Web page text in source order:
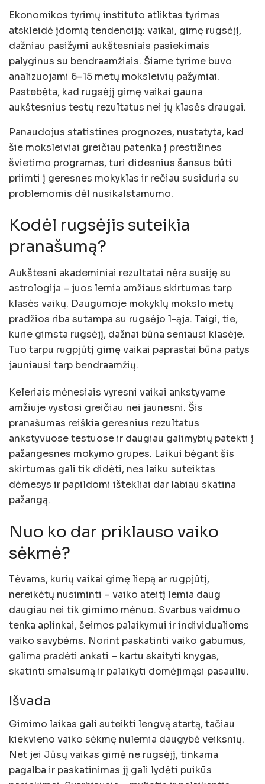
Ekonomikos tyrimų instituto atliktas tyrimas
atskleidė įdomią tendenciją: vaikai, gimę rugsėjį,
dažniau pasižymi aukštesniais pasiekimais
palyginus su bendraamžiais. Šiame tyrime buvo
analizuojami 6–15 metų moksleivių pažymiai.
Pastebėta, kad rugsėjį gimę vaikai gauna
aukštesnius testų rezultatus nei jų klasės draugai.
Panaudojus statistines prognozes, nustatyta, kad
šie moksleiviai greičiau patenka į prestižines
švietimo programas, turi didesnius šansus būti
priimti į geresnes mokyklas ir rečiau susiduria su
problemomis dėl nusikalstamumo.
Kodėl rugsėjis suteikia
pranašumą?
Aukštesni akademiniai rezultatai nėra susiję su
astrologija – juos lemia amžiaus skirtumas tarp
klasės vaikų. Daugumoje mokyklų mokslo metų
pradžios riba sutampa su rugsėjo 1-ąja. Taigi, tie,
kurie gimsta rugsėjį, dažnai būna seniausi klasėje.
Tuo tarpu rugpjūtį gimę vaikai paprastai būna patys
jauniausi tarp bendraamžių.
Keleriais mėnesiais vyresni vaikai ankstyvame
amžiuje vystosi greičiau nei jaunesni. Šis
pranašumas reiškia geresnius rezultatus
ankstyvuose testuose ir daugiau galimybių patekti į
pažangesnes mokymo grupes. Laikui bėgant šis
skirtumas gali tik didėti, nes laiku suteiktas
dėmesys ir papildomi ištekliai dar labiau skatina
pažangą.
Nuo ko dar priklauso vaiko
sėkmė?
Tėvams, kurių vaikai gimę liepą ar rugpjūtį,
nereikėtų nusiminti – vaiko ateitį lemia daug
daugiau nei tik gimimo mėnuo. Svarbus vaidmuo
tenka aplinkai, šeimos palaikymui ir individualioms
vaiko savybėms. Norint paskatinti vaiko gabumus,
galima pradėti anksti – kartu skaityti knygas,
skatinti smalsumą ir palaikyti domėjimąsi pasauliu.
Išvada
Gimimo laikas gali suteikti lengvą startą, tačiau
kiekvieno vaiko sėkmę nulemia daugybė veiksnių.
Net jei Jūsų vaikas gimė ne rugsėjį, tinkama
pagalba ir paskatinimas jį gali lydėti puikūs